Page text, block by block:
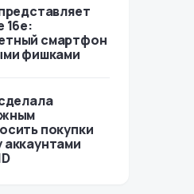
16e:
смартфон
фишками
покупки